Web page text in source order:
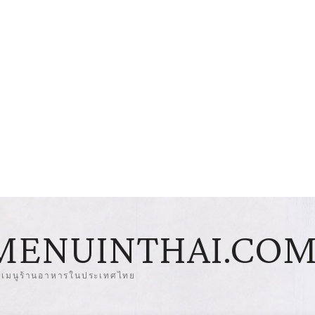
มนูร้านอาหารในประเทศไทย